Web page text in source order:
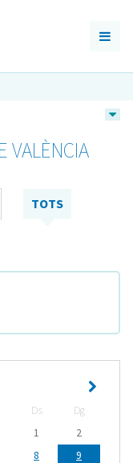
VALÈNCIA
TOTS
Ds
Dg
1
2
8
9